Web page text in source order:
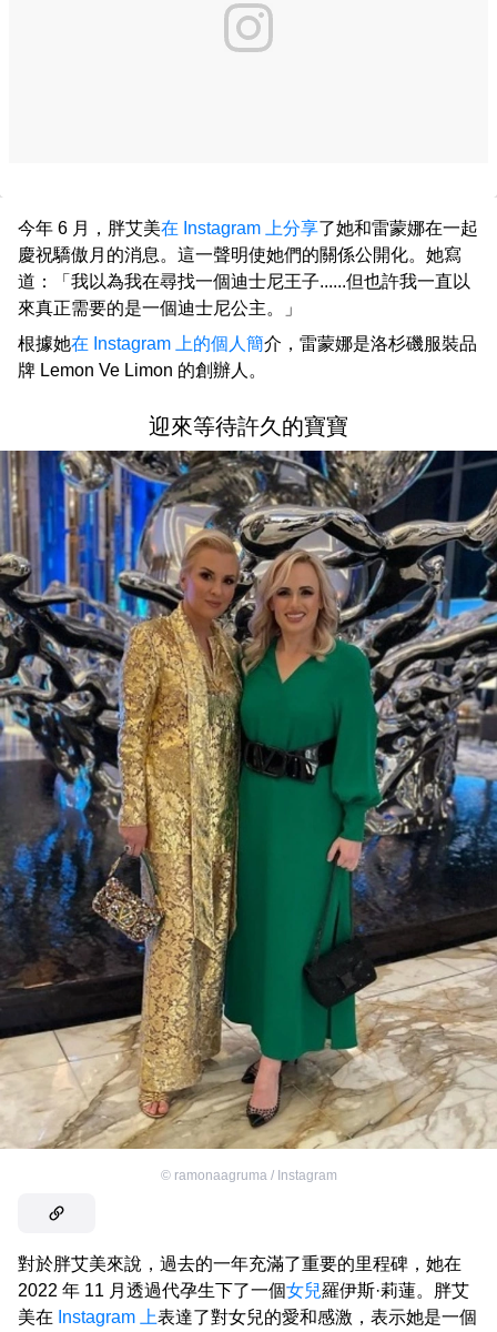
今年 6 月，胖艾美在 Instagram 上分享了她和雷蒙娜在一起
慶祝驕傲月的消息。這一聲明使她們的關係公開化。她寫
道：「我以為我在尋找一個迪士尼王子......但也許我一直以
來真正需要的是一個迪士尼公主。」
根據她在 Instagram 上的個人簡介，雷蒙娜是洛杉磯服裝品
牌 Lemon Ve Limon 的創辦人。
迎來等待許久的寶寶
© ramonaagruma / Instagram
對於胖艾美來說，過去的一年充滿了重要的里程碑，她在
2022 年 11 月透過代孕生下了一個女兒羅伊斯·莉蓮。胖艾
美在 Instagram 上表達了對女兒的愛和感激，表示她是一個